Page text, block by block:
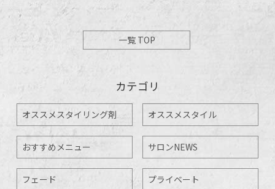
一覧 TOP
カテゴリ
オススメスタイリング剤 オススメスタイル
おすすめメニュー サロンNEWS
フェード プライベート